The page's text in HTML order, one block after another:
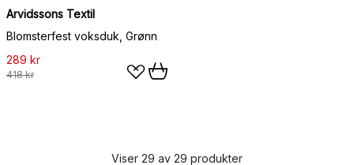
Arvidssons Textil
Blomsterfest voksduk, Grønn
289 kr
418 kr
Viser 29 av 29 produkter